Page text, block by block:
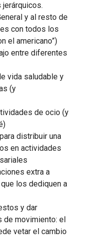
y al resto de
con todos los
el americano”)
entre diferentes
vida saludable y
(y
de ocio (y
distribuir una
en actividades
extra a
los dediquen a
y dar
de movimiento: el
vetar el cambio